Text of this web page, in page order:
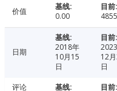
价值 0.00
日期
2018年
10月15
日
12
日
评论